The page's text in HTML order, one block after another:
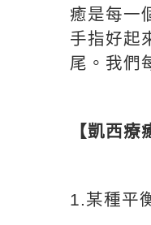
癒是每一
手指好起
尾。我們
【凱西
1.某種平